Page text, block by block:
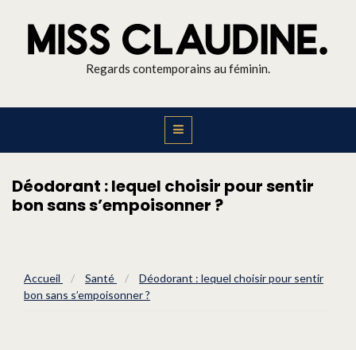
Regards contemporains au féminin.
Déodorant : lequel choisir pour sentir
bon sans s’empoisonner ?
Accueil / Santé /
Déodorant : lequel choisir pour sentir
bon sans s’empoisonner ?